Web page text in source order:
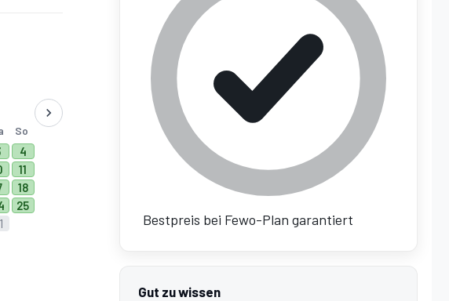
So
4
11
18
25
Bestpreis bei Fewo-Plan garantiert
Gut zu wissen